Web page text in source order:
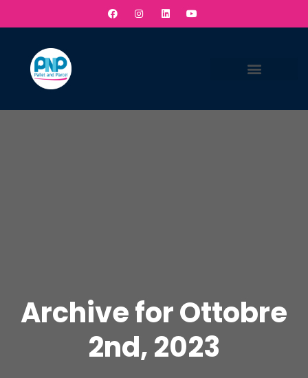
Archive for Ottobre
2nd, 2023